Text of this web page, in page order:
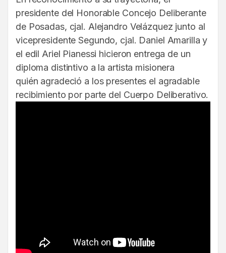
presidente del Honorable Concejo Deliberante
de Posadas, cjal. Alejandro Velázquez junto al
vicepresidente Segundo, cjal. Daniel Amarilla y
el edil Ariel Pianessi hicieron entrega de un
diploma distintivo a la artista misionera
quién agradeció a los presentes el agradable
recibimiento por parte del Cuerpo Deliberativo.